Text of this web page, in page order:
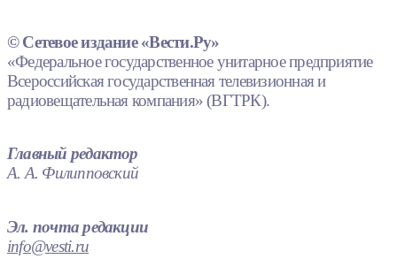
© Сетевое издание «Вести.Ру»
«Федеральное государственное унитарное предприятие
Всероссийская государственная телевизионная и
радиовещательная компания» (ВГТРК).
Главный редактор
А. А. Филипповский
Эл. почта редакции
info@vesti.ru